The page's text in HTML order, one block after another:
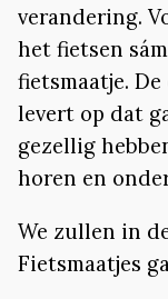
verandering.
het fietsen
fietsmaatje.
levert op dat
gezellig
horen en
We zullen in
Fietsmaatjes